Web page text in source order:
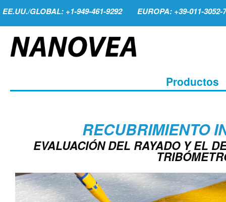
EE.UU./GLOBAL: +1-949-461-9292 EUROPA: +39-011-3052-
Productos
RECUBRIMIENTO
EVALUACIÓN DEL RAYADO Y EL